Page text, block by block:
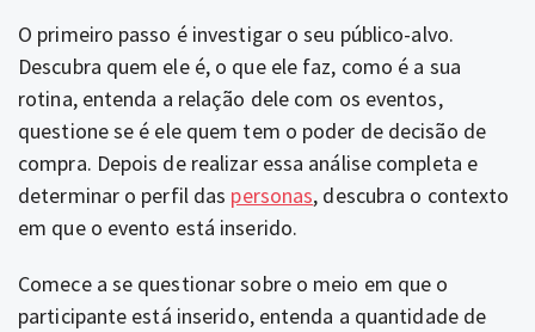
O primeiro passo é investigar o seu público-alvo.
Descubra quem ele é, o que ele faz, como é a sua
rotina, entenda a relação dele com os eventos,
questione se é ele quem tem o poder de decisão de
compra. Depois de realizar essa análise completa e
determinar o perfil das personas, descubra o contexto
em que o evento está inserido.
Comece a se questionar sobre o meio em que o
participante está inserido, entenda a quantidade de